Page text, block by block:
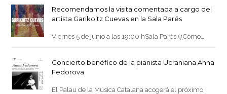
Recomendamos la visita comentada a cargo del
artista Garikoitz Cuevas en la Sala Parés
Viernes 5 de junio a las 19:00 hSala Parés (¿Cómo…
Concierto benéfico de la pianista Ucraniana Anna
Fedorova
El Palau de la Música Catalana acogerá el próximo